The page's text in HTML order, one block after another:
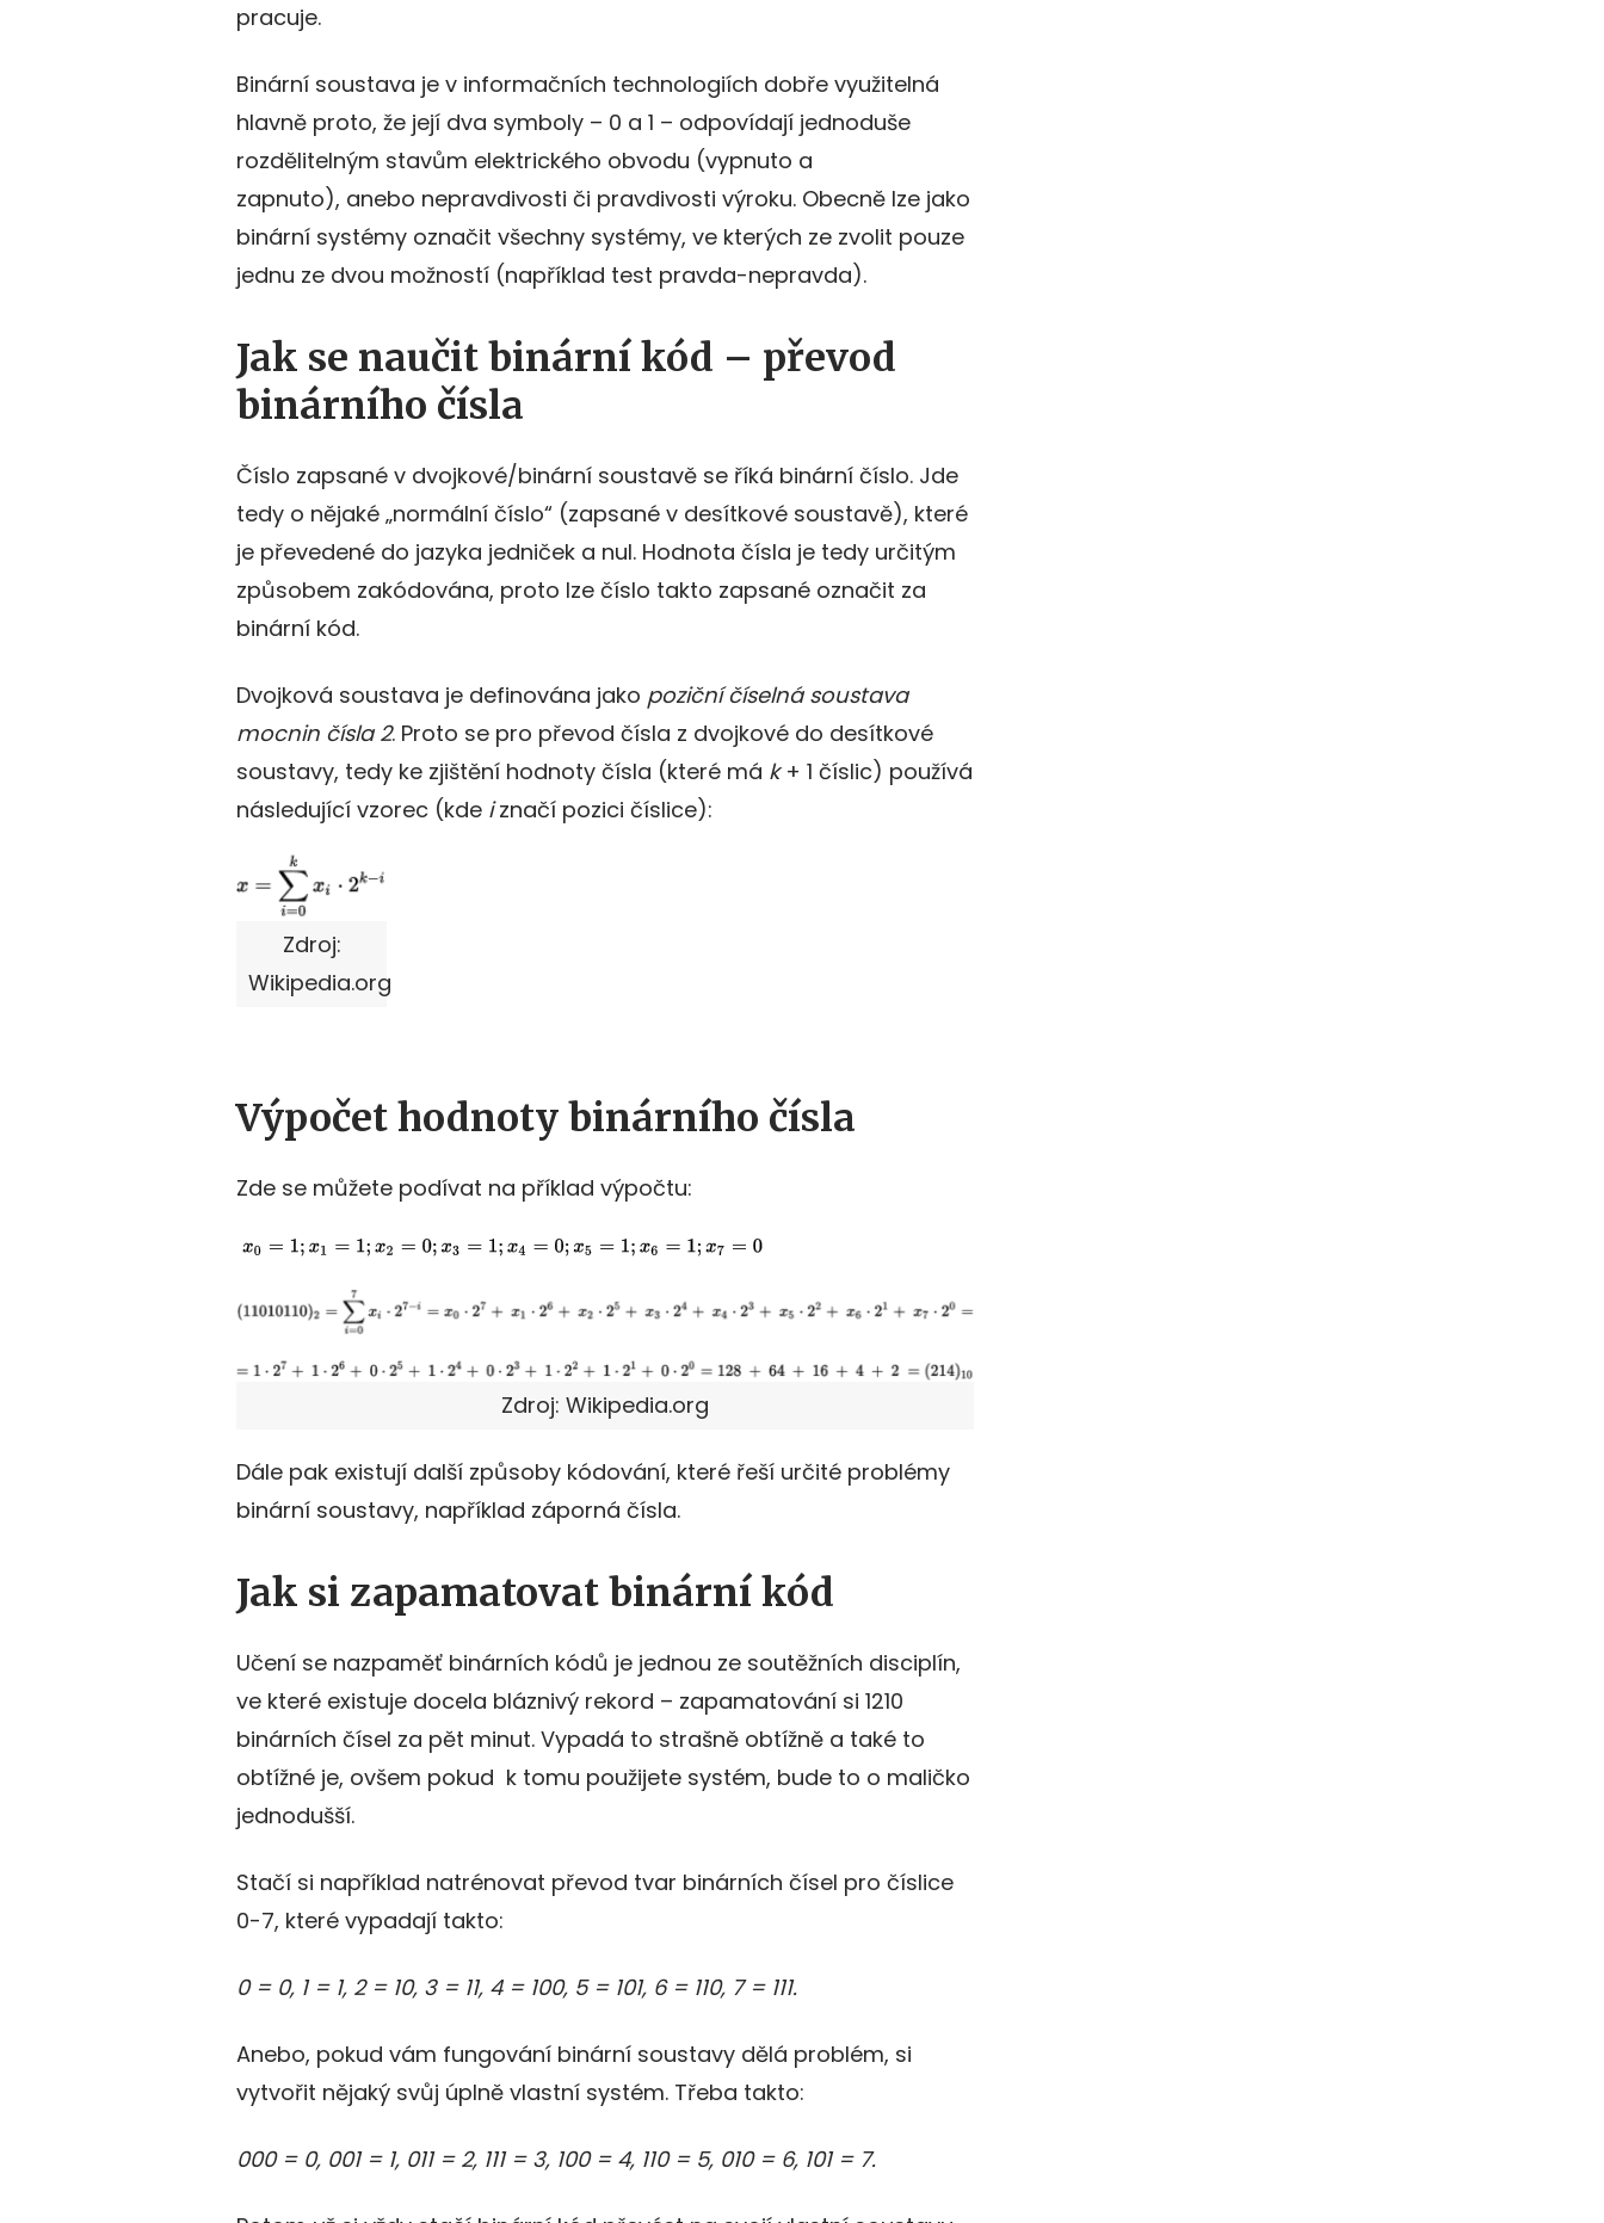
pracuje.
Binární soustava je v informačních technologiích dobře využitelná
hlavně proto, že její dva symboly – 0 a 1 – odpovídají jednoduše
rozdělitelným stavům elektrického obvodu (vypnuto a
zapnuto), anebo nepravdivosti či pravdivosti výroku. Obecně lze jako
binární systémy označit všechny systémy, ve kterých ze zvolit pouze
jednu ze dvou možností (například test pravda-nepravda).
Jak se naučit binární kód – převod
binárního čísla
Číslo zapsané v dvojkové/binární soustavě se říká binární číslo. Jde
tedy o nějaké „normální číslo“ (zapsané v desítkové soustavě), které
je převedené do jazyka jedniček a nul. Hodnota čísla je tedy určitým
způsobem zakódována, proto lze číslo takto zapsané označit za
binární kód.
Dvojková soustava je definována jako poziční číselná soustava
mocnin čísla 2. Proto se pro převod čísla z dvojkové do desítkové
soustavy, tedy ke zjištění hodnoty čísla (které má k+ 1 číslic) používá
následující vzorec (kde iznačí pozici číslice):
Zdroj:
Wikipedia.org
Výpočet hodnoty binárního čísla
Zde se můžete podívat na příklad výpočtu:
Zdroj: Wikipedia.org
Dále pak existují další způsoby kódování, které řeší určité problémy
binární soustavy, například záporná čísla.
Jak si zapamatovat binární kód
Učení se nazpaměť binárních kódů je jednou ze soutěžních disciplín,
ve které existuje docela bláznivý rekord – zapamatování si 1210
binárních čísel za pět minut. Vypadá to strašně obtížně a také to
obtížné je, ovšem pokud k tomu použijete systém, bude to o maličko
jednodušší.
Stačí si například natrénovat převod tvar binárních čísel pro číslice
0-7, které vypadají takto:
0 = 0, 1 = 1, 2 = 10, 3 = 11, 4 = 100, 5 = 101, 6 = 110, 7 = 111.
Anebo, pokud vám fungování binární soustavy dělá problém, si
vytvořit nějaký svůj úplně vlastní systém. Třeba takto:
000 = 0, 001 = 1, 011 = 2, 111 = 3, 100 = 4, 110 = 5, 010 = 6, 101 = 7.